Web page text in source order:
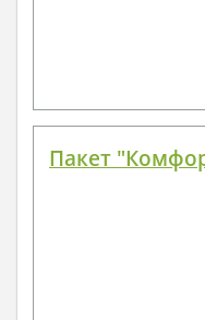
Пакет